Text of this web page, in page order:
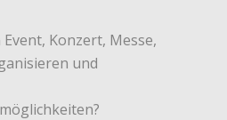
Konzert, Messe,
und